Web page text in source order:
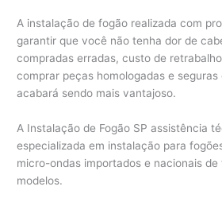
A instalação de fogão realizada com
garantir que você não tenha dor de
compradas erradas, custo de
comprar peças homologadas e
acabará sendo mais vantajoso.
A Instalação de Fogão SP assistência
especializada em instalação para
micro-ondas importados e nacionais de
modelos.